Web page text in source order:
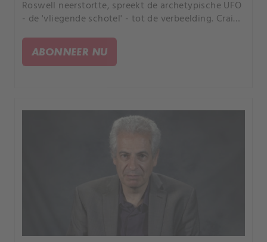
Roswell neerstortte, spreekt de archetypische UFO
- de 'vliegende schotel' - tot de verbeelding. Craig
sci-fi-fantasie zijn of bewijs van buitenaards leven.
ABONNEER NU